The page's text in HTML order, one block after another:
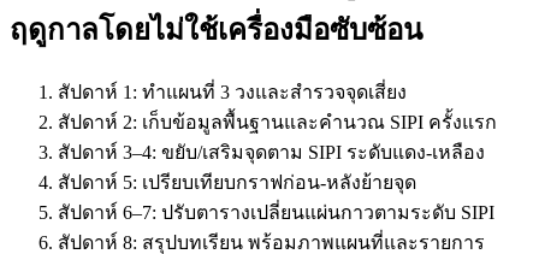
ฤดูกาลโดยไม่ใช้เครื่องมือซับซ้อน
สัปดาห์ 1: ทำแผนที่ 3 วงและสำรวจจุดเสี่ยง
สัปดาห์ 2: เก็บข้อมูลพื้นฐานและคำนวณ SIPI ครั้งแรก
สัปดาห์ 3–4: ขยับ/เสริมจุดตาม SIPI ระดับแดง-เหลือง
สัปดาห์ 5: เปรียบเทียบกราฟก่อน-หลังย้ายจุด
สัปดาห์ 6–7: ปรับตารางเปลี่ยนแผ่นกาวตามระดับ SIPI
สัปดาห์ 8: สรุปบทเรียน พร้อมภาพแผนที่และรายการ